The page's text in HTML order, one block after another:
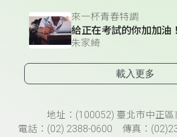
來一杯青春特調
給正在考試的你加加油！
朱家綺
載入更多
頁尾資訊地址：(100052) 臺北市中正
電話：(02) 2388-0600 傳真：